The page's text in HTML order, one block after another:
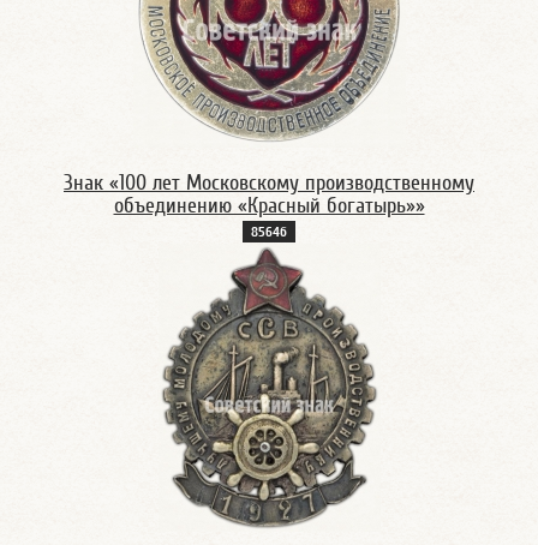
Знак «100 лет Московскому производственному
объединению «Красный богатырь»»
8564б